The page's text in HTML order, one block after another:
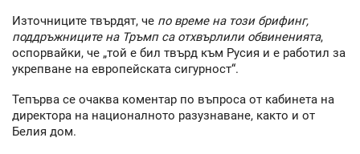
Източниците твърдят, че по време на този брифинг,
поддръжниците на Тръмп са отхвърлили обвиненията,
оспорвайки, че „той е бил твърд към Русия и е работил за
укрепване на европейската сигурност“.
Тепърва се очаква коментар по въпроса от кабинета на
директора на националното разузнаване, както и от
Белия дом.